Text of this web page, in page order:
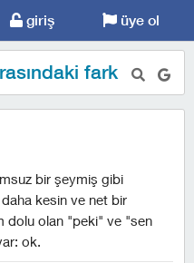
giriş üye ol
fark
bir şeymiş gibi
kesin ve net bir
dolu olan "peki" ve "sen
ok.